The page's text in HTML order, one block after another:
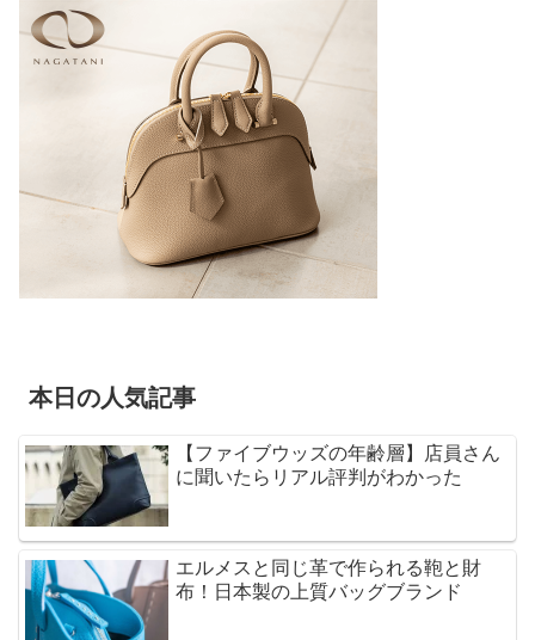
本日の人気記事
【ファイブウッズの年齢層】店員さん
に聞いたらリアル評判がわかった
エルメスと同じ革で作られる鞄と財
布！日本製の上質バッグブランド